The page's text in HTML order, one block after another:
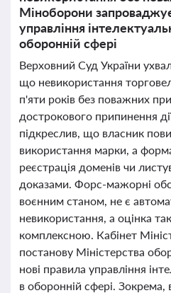
Міноборони
управління
оборонній сфері
Верховний Суд України
що невикористання
п'яти років без поважних
дострокового припинення
підкреслив, що власник
використання марки, а
реєстрація доменів чи
доказами. Форс-мажорні
воєнним станом, не є
невикористання, а оцінка
комплексною. Кабінет
постанову Міністерства
нові правила управління
в оборонній сфері. Зокрема,